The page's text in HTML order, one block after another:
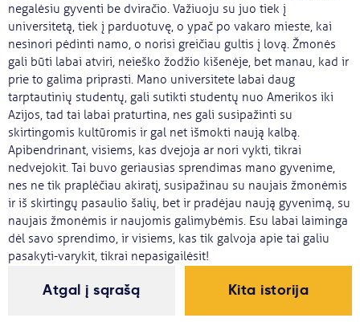
negalėsiu gyventi be dviračio. Važiuoju su juo tiek į
universitetą, tiek į parduotuvę, o ypač po vakaro mieste, kai
nesinori pėdinti namo, o norisi greičiau gultis į lovą. Žmonės
gali būti labai atviri, neieško žodžio kišenėje, bet manau, kad ir
prie to galima priprasti. Mano universitete labai daug
tarptautinių studentų, gali sutikti studentų nuo Amerikos iki
Azijos, tad tai labai praturtina, nes gali susipažinti su
skirtingomis kultūromis ir gal net išmokti naują kalbą.
Apibendrinant, visiems, kas dvejoja ar nori vykti, tikrai
nedvejokit. Tai buvo geriausias sprendimas mano gyvenime,
nes ne tik praplėčiau akiratį, susipažinau su naujais žmonėmis
ir iš skirtingų pasaulio šalių, bet ir pradėjau naują gyvenimą, su
naujais žmonėmis ir naujomis galimybėmis. Esu labai laiminga
dėl savo sprendimo, ir visiems, kas tik galvoja apie tai galiu
pasakyti-varykit, tikrai nepasigailėsit!
Atgal į sąrašą Kita istorija